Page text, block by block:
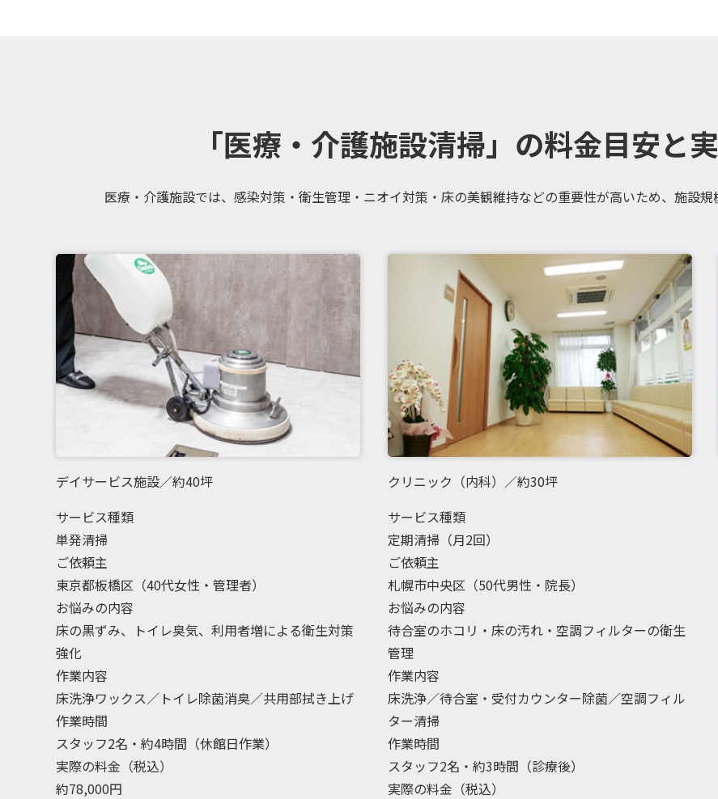
「医療・介護施設清掃」の料金目安と
医療・介護施設では、感染対策・衛生管理・ニオイ対策・床の美観維持などの重要性が高いため、施設規
デイサービス施設／約40坪
サービス種類
単発清掃
ご依頼主
東京都板橋区（40代女性・管理者）
お悩みの内容
床の黒ずみ、トイレ臭気、利用者増による衛生対策
強化
作業内容
床洗浄ワックス／トイレ除菌消臭／共用部拭き上げ
作業時間
スタッフ2名・約4時間（休館日作業）
実際の料金（税込）
約78,000円
クリニック（内科）／約30坪
サービス種類
定期清掃（月2回）
ご依頼主
札幌市中央区（50代男性・院長）
お悩みの内容
待合室のホコリ・床の汚れ・空調フィルターの衛生
管理
作業内容
床洗浄／待合室・受付カウンター除菌／空調フィル
ター清掃
作業時間
スタッフ2名・約3時間（診療後）
実際の料金（税込）